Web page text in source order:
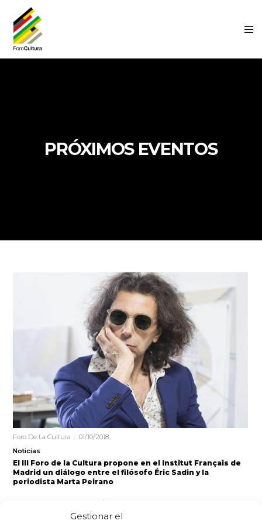
Gestionar el
PRÓXIMOS EVENTOS
Foro De La Cultura
01/10/2018
Noticias
El III Foro de la Cultura propone en el Institut Français de
Madrid un diálogo entre el filósofo Éric Sadin y la
periodista Marta Peirano
tercera edición se celebrará en Burgos entre…